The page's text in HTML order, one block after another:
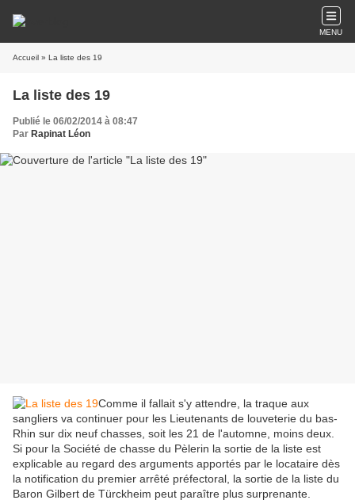
MENU
Accueil » La liste des 19
La liste des 19
Publié le 06/02/2014 à 08:47
Par Rapinat Léon
Comme il fallait s'y attendre, la traque aux
sangliers va continuer pour les Lieutenants de louveterie du bas-
Rhin sur dix neuf chasses, soit les 21 de l'automne, moins deux.
Si pour la Société de chasse du Pèlerin la sortie de la liste est
explicable au regard des arguments apportés par le locataire dès
la notification du premier arrêté préfectoral, la sortie de la liste du
Baron Gilbert de Türckheim peut paraître plus surprenante.